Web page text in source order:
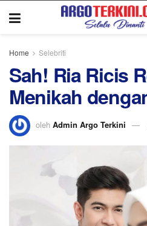
Home Selebriti
Sah! Ria Ricis
Menikah
oleh Admin Argo Terkini